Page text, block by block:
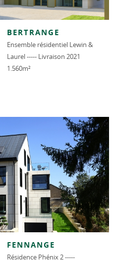
BERTRANGE
Ensemble résidentiel Lewin &
Laurel ----- Livraison 2021
1.560m²
FENNANGE
Résidence Phénix 2 -----